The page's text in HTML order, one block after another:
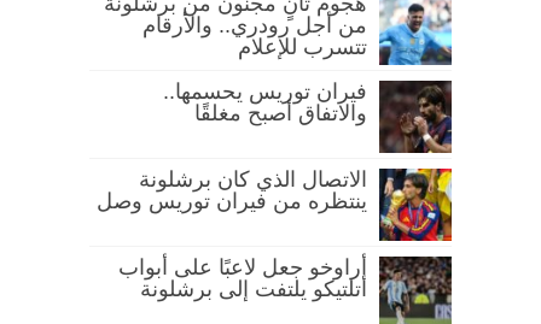
من أجل رودري.. والأرقام
تتسرب للإعلام
فيران توريس يحسمها..
والاتفاق أصبح مغلقًا
الاتصال الذي كان برشلونة
ينتظره من فيران توريس وصل
أراوخو جعل لاعبًا على أبواب
أتلتيكو يلتفت إلى برشلونة